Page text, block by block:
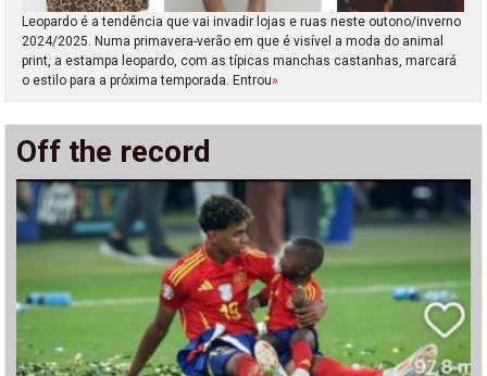
Leopardo é a tendência que vai invadir lojas e ruas neste outono/inverno
2024/2025. Numa primavera-verão em que é visível a moda do animal
print, a estampa leopardo, com as típicas manchas castanhas, marcará
o estilo para a próxima temporada. Entrou»
Off the record